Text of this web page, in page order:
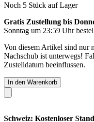
Noch 5 Stück auf Lager
Gratis Zustellung bis
Sonntag um 23:59 Uhr
Von diesem Artikel sind nur
Nachschub ist unterwegs!
Zustelldatum beeinflussen.
In den Warenkorb
Schweiz: Kostenloser